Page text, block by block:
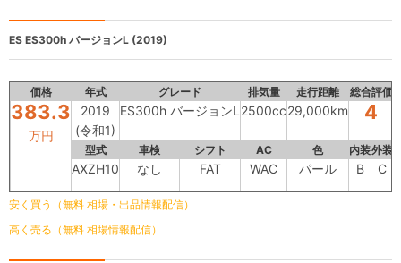
ES ES300h バージョンL (2019)
価格 年式 グレード 排気量 走行距離 総合評価
383.3
万円
2019
(令和1)
ES300h バージョンL 2500cc29,000km 4
型式 車検 シフト AC 色 内装外装
AXZH10 なし FAT WAC パール B C
安く買う（無料 相場・出品情報配信）
高く売る（無料 相場情報配信）